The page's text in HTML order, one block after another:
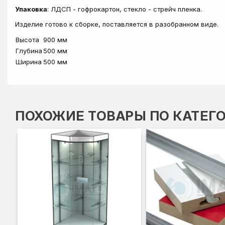
Упаковка: ЛДСП - гофрокартон, стекло - стрейч пленка.
Изделие готово к сборке, поставляется в разобранном виде.
Высота 900 мм
Глубина 500 мм
Ширина 500 мм
ПОХОЖИЕ ТОВАРЫ ПО